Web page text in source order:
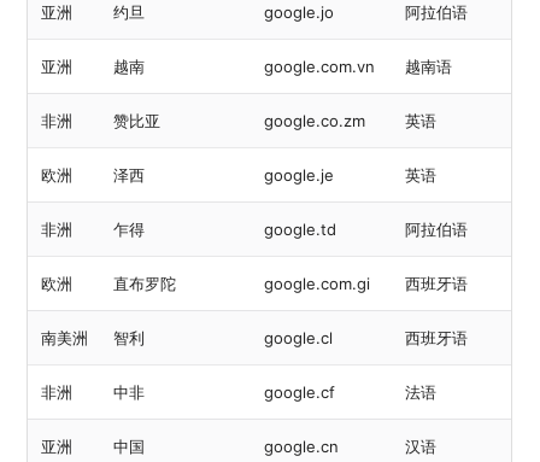
亚洲 约旦 google.jo 阿拉伯语
亚洲 越南 google.com.vn 越南语
非洲 赞比亚 google.co.zm 英语
欧洲 泽西 google.je 英语
非洲 乍得 google.td 阿拉伯语
欧洲 直布罗陀 google.com.gi 西班牙语
南美洲 智利 google.cl 西班牙语
非洲 中非 google.cf 法语
亚洲 中国 google.cn 汉语